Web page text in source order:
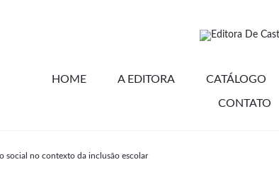
HOME A EDITORA CATÁLOGO
CONTATO
social no contexto da inclusão escolar